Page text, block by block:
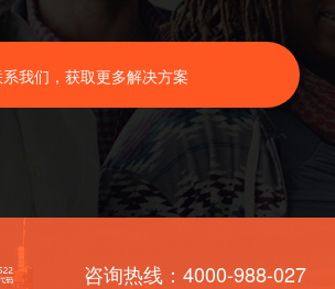
我们，获取更多解决方案
咨询热线：4000-988-027